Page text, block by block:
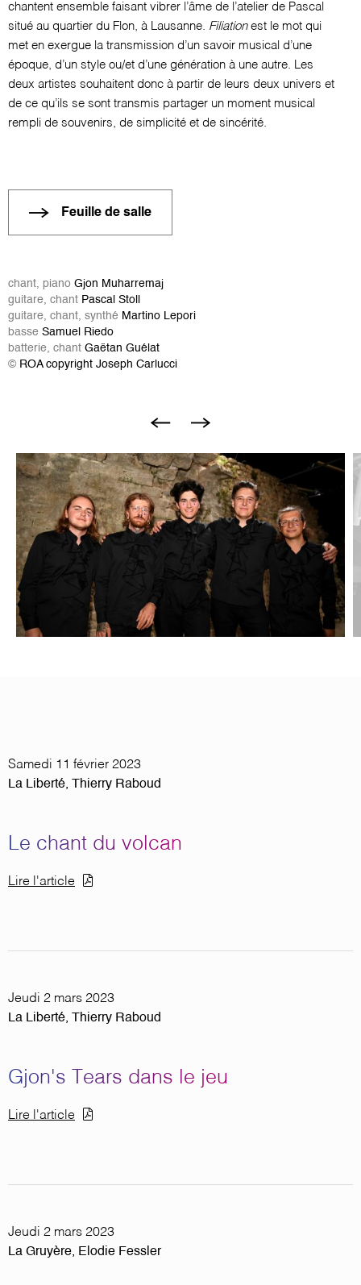
chantent ensemble faisant vibrer l’âme de l’atelier de Pascal
situé au quartier du Flon, à Lausanne. Filiationest le mot qui
met en exergue la transmission d’un savoir musical d’une
époque, d’un style ou/et d’une génération à une autre. Les
deux artistes souhaitent donc à partir de leurs deux univers et
de ce qu’ils se sont transmis partager un moment musical
rempli de souvenirs, de simplicité et de sincérité.
Feuille de salle
chant, piano Gjon Muharremaj
guitare, chant Pascal Stoll
guitare, chant, synthé Martino Lepori
basse Samuel Riedo
batterie, chant Gaëtan Guélat
© ROA copyright Joseph Carlucci
Image
Samedi 11 février 2023
La Liberté, Thierry Raboud
Le chant du volcan
Document
Lire l'article
Jeudi 2 mars 2023
La Liberté, Thierry Raboud
Gjon's Tears dans le jeu
Document
Lire l'article
Jeudi 2 mars 2023
La Gruyère, Elodie Fessler